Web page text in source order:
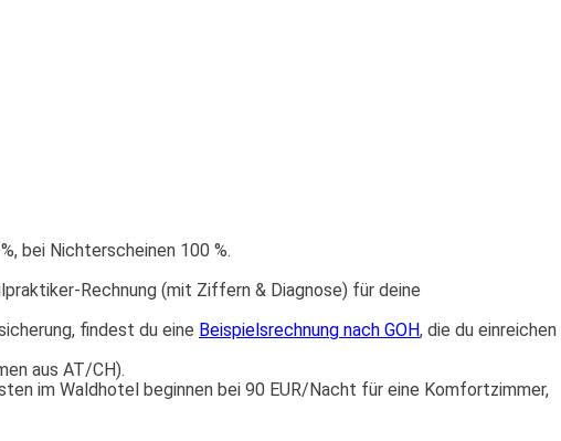
bei Nichterscheinen 100 %.
Rechnung (mit Ziffern & Diagnose) für deine
findest du eine Beispielsrechnung nach GOH, die du einreichen
aus AT/CH).
im Waldhotel beginnen bei 90 EUR/Nacht für eine Komfortzimmer,